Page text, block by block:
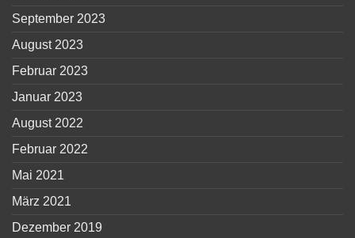
September 2023
August 2023
Februar 2023
Januar 2023
August 2022
Februar 2022
Mai 2021
März 2021
Dezember 2019